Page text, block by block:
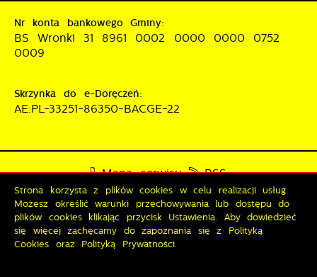
Nr konta bankowego Gminy:
BS Wronki 31 8961 0002 0000 0000 0752
0009
Skrzynka do e-Doręczeń:
AE:PL-33251-86350-BACGE-22
Mapa serwisu
RSS
Deklaracja dostępności
Polityka prywatności
Sygnalista
Strona korzysta z plików cookies w celu realizacji usług.
Możesz określić warunki przechowywania lub dostępu do
plików cookies klikając przycisk Ustawienia. Aby dowiedzieć
się więcej zachęcamy do zapoznania się z Polityką
Cookies oraz Polityką Prywatności.